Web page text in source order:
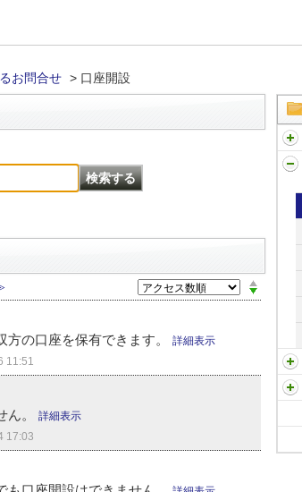
お問合せ > 口座開設
の口座を保有できます。
詳細表示
11:51
ん。
詳細表示
17:03